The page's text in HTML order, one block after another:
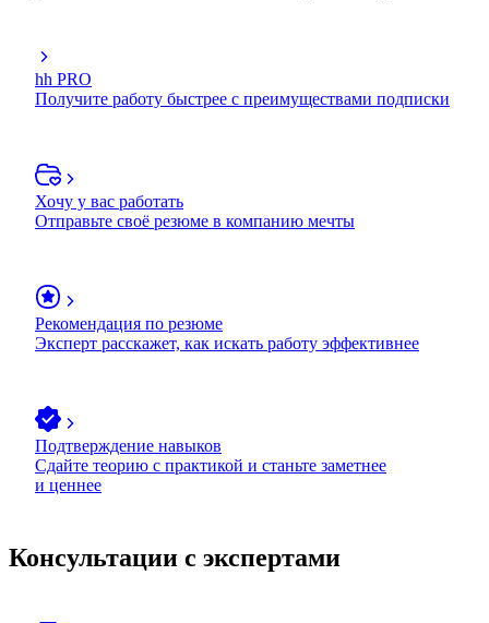
hh PRO
Получите работу быстрее с преимуществами подписки
Хочу у вас работать
Отправьте своё резюме в компанию мечты
Рекомендация по резюме
Эксперт расскажет, как искать работу эффективнее
Подтверждение навыков
Сдайте теорию с практикой и станьте заметнее
и ценнее
Консультации с экспертами